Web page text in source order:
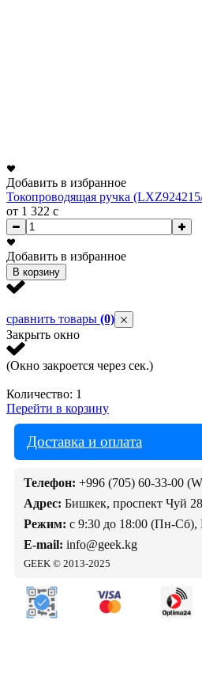
Добавить в избранное
Токопроводящая ручка
от 1 322 c
Добавить в избранное
В корзину
сравнить товары (0)
Закрыть окно
(Окно закроется через сек.)
Количество: 1
Перейти в корзину
Доставка и оплата
Телефон: +996 (705) 60-33-00
Адрес: Бишкек, проспект Чуй
Режим: с 9:30 до 18:00 (Пн-
E-mail: info@geek.kg
GEEK © 2013-2025